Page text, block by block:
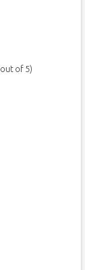
out of 5)